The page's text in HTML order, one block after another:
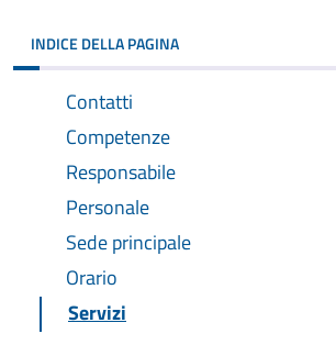
INDICE DELLA PAGINA
Contatti
Competenze
Responsabile
Personale
Sede principale
Orario
Servizi